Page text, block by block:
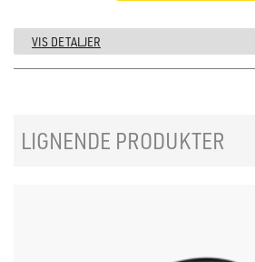
VIS DETALJER
LIGNENDE PRODUKTER